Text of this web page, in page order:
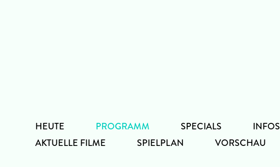
HEUTE
PROGRAMM
AKTUELLE FILME
SPIELPLAN VORSCHAU
SPECIALS INFOS